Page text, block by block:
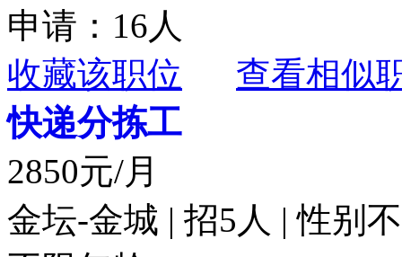
申请：16人
收藏该职位
查看相似
快递分拣工
2850元/月
金坛-金城 | 招5人 | 性别